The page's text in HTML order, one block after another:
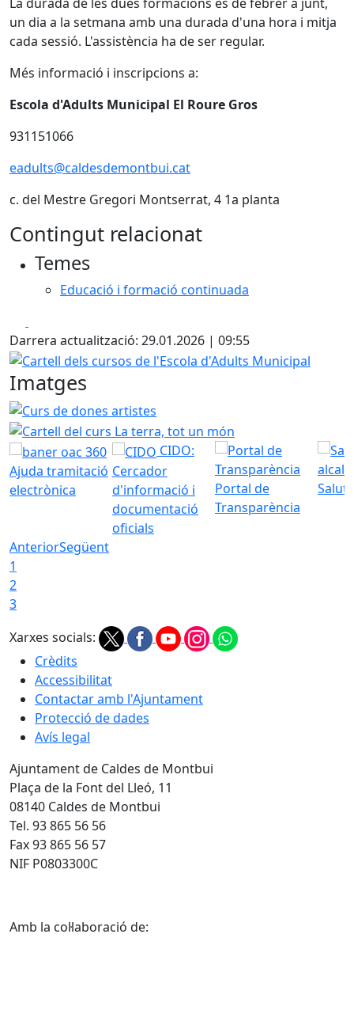
un dia a la setmana amb una durada d'una hora i mitja
cada sessió. L'assistència ha de ser regular.
Més informació i inscripcions a:
Escola d'Adults Municipal El Roure Gros
931151066
eadults@caldesdemontbui.cat
c. del Mestre Gregori Montserrat, 4 1a planta
Contingut relacionat
Temes
Educació i formació continuada
Darrera actualització: 29.01.2026 | 09:55
Cartell dels cursos de l'Escola d'Adults Municipal
Imatges
Curs de dones artistes
Ajuda tramitació
electrònica
CIDO:
Cercador
d'informació i
documentació
oficials
Portal de
Transparència
AnteriorSegüent
1
2
3
Xarxes socials:
Crèdits
Accessibilitat
Contactar amb l'Ajuntament
Protecció de dades
Avís legal
Ajuntament de Caldes de Montbui
Plaça de la Font del Lleó, 11
08140 Caldes de Montbui
Tel. 93 865 56 56
Fax 93 865 56 57
NIF P0803300C
Amb la col·laboració de: